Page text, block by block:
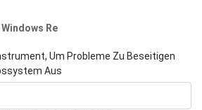
Re
Um Probleme Zu Beseitigen
Aus